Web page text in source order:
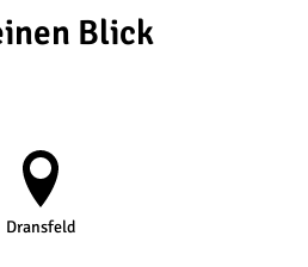
Blick
Dransfeld